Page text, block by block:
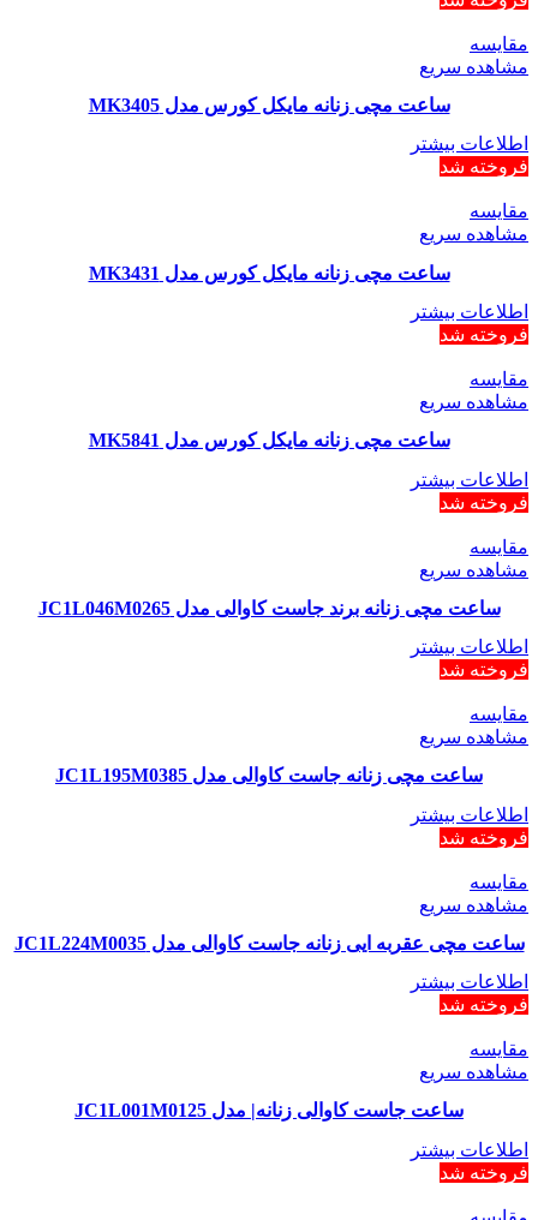
مقایسه
مشاهده سریع
ساعت مچی زنانه مایکل کورس مدل MK3405
اطلاعات بیشتر
فروخته شد
مقایسه
مشاهده سریع
ساعت مچی زنانه مایکل کورس مدل MK3431
اطلاعات بیشتر
فروخته شد
مقایسه
مشاهده سریع
ساعت مچی زنانه مایکل کورس مدل MK5841
اطلاعات بیشتر
فروخته شد
مقایسه
مشاهده سریع
ساعت مچی زنانه برند جاست کاوالی مدل JC1L046M0265
اطلاعات بیشتر
فروخته شد
مقایسه
مشاهده سریع
ساعت مچی زنانه جاست کاوالی مدل JC1L195M0385
اطلاعات بیشتر
فروخته شد
مقایسه
مشاهده سریع
ساعت مچی عقربه ایی زنانه جاست کاوالی مدل JC1L224M0035
اطلاعات بیشتر
فروخته شد
مقایسه
مشاهده سریع
ساعت جاست کاوالی زنانه| مدل JC1L001M0125
اطلاعات بیشتر
فروخته شد